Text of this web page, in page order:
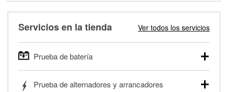
Servicios en la tienda Ver todos los servicios
Prueba de batería
autos, camionetas, SUVs, vehículos comerciales y
Prueba de alternadores y arrancadores